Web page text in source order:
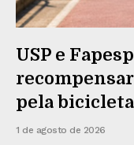
USP e
pela bicicleta
1 de agosto de 2026